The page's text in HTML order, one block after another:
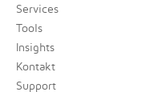
Services
Tools
Insights
Kontakt
Support